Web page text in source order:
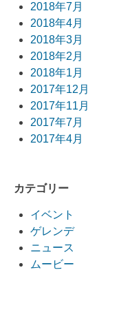
2018年7月
2018年4月
2018年3月
2018年2月
2018年1月
2017年12月
2017年11月
2017年7月
2017年4月
カテゴリー
イベント
ゲレンデ
ニュース
ムービー